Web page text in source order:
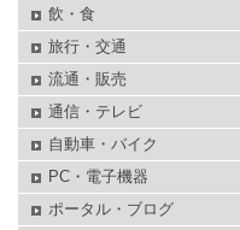
飲・食
旅行・交通
流通・販売
通信・テレビ
自動車・バイク
PC・電子機器
ポータル・ブログ